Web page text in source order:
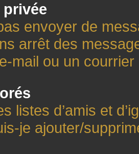
privée
envoyer de
arrêt des
mail ou un
listes d’amis et
je ajouter/